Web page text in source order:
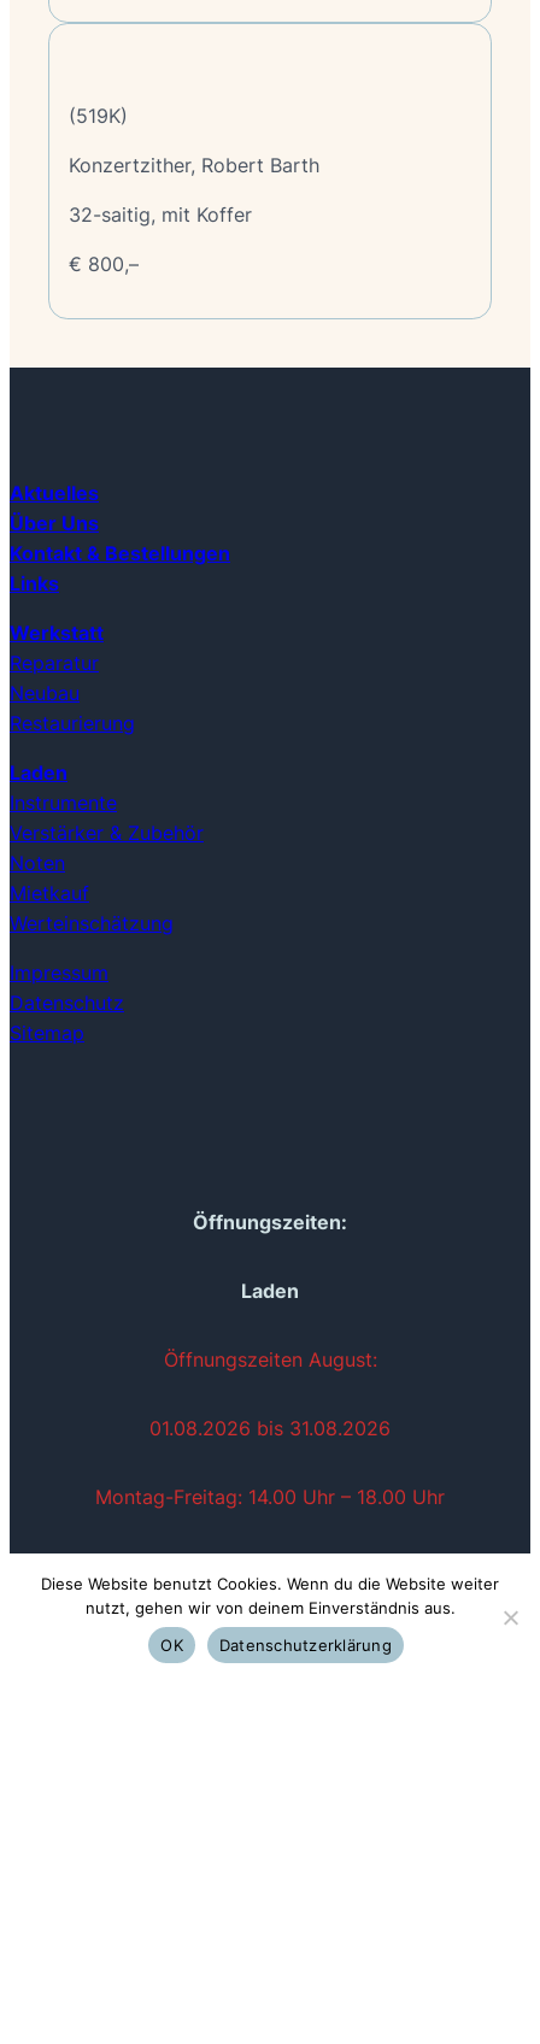
(519K)
Konzertzither, Robert Barth
32-saitig, mit Koffer
€ 800,–
Aktuelles
Über Uns
Kontakt & Bestellungen
Links
Werkstatt
Reparatur
Neubau
Restaurierung
Laden
Instrumente
Verstärker & Zubehör
Noten
Mietkauf
Werteinschätzung
Impressum
Datenschutz
Sitemap
Öffnungszeiten:
Laden
Öffnungszeiten August:
01.08.2026 bis 31.08.2026
Montag-Freitag: 14.00 Uhr – 18.00 Uhr
~
Diese Website benutzt Cookies. Wenn du die Website weiter
nutzt, gehen wir von deinem Einverständnis aus.
OK
Datenschutzerklärung